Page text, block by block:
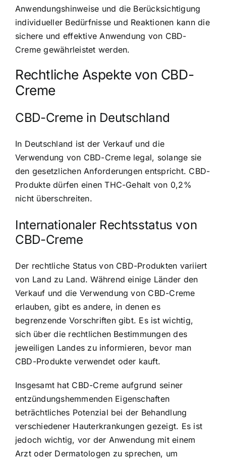
Anwendungshinweise und die Berücksichtigung
individueller Bedürfnisse und Reaktionen kann die
sichere und effektive Anwendung von CBD-
Creme gewährleistet werden.
Rechtliche Aspekte von CBD-
Creme
CBD-Creme in Deutschland
In Deutschland ist der Verkauf und die
Verwendung von CBD-Creme legal, solange sie
den gesetzlichen Anforderungen entspricht. CBD-
Produkte dürfen einen THC-Gehalt von 0,2%
nicht überschreiten.
Internationaler Rechtsstatus von
CBD-Creme
Der rechtliche Status von CBD-Produkten variiert
von Land zu Land. Während einige Länder den
Verkauf und die Verwendung von CBD-Creme
erlauben, gibt es andere, in denen es
begrenzende Vorschriften gibt. Es ist wichtig,
sich über die rechtlichen Bestimmungen des
jeweiligen Landes zu informieren, bevor man
CBD-Produkte verwendet oder kauft.
Insgesamt hat CBD-Creme aufgrund seiner
entzündungshemmenden Eigenschaften
beträchtliches Potenzial bei der Behandlung
verschiedener Hauterkrankungen gezeigt. Es ist
jedoch wichtig, vor der Anwendung mit einem
Arzt oder Dermatologen zu sprechen, um